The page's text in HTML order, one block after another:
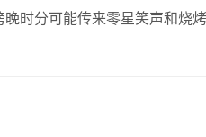
时分可能传来零星笑声和烧